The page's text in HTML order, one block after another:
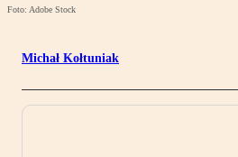
Foto: Adobe Stock
Michał Kołtuniak